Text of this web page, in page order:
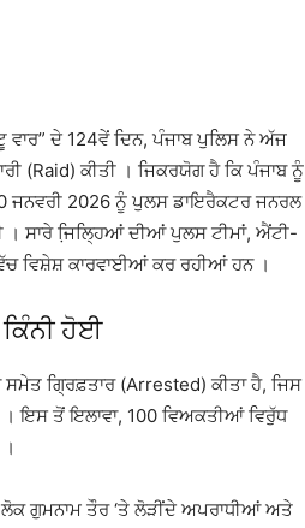
ਵਾਰ” ਦੇ 124ਵੇਂ ਦਿਨ, ਪੰਜਾਬ ਪੁਲਿਸ ਨੇ ਅੱਜ
(Raid) ਕੀਤੀ । ਜਿਕਰਯੋਗ ਹੈ ਕਿ ਪੰਜਾਬ ਨੂੰ
ਜਨਵਰੀ 2026 ਨੂੰ ਪੁਲਸ ਡਾਇਰੈਕਟਰ ਜਨਰਲ
। ਸਾਰੇ ਜਿ਼ਲ੍ਹਿਆਂ ਦੀਆਂ ਪੁਲਸ ਟੀਮਾਂ, ਐਂਟੀ-
ਵਿਸ਼ੇਸ਼ ਕਾਰਵਾਈਆਂ ਕਰ ਰਹੀਆਂ ਹਨ ।
ਹੋਈ
ਗ੍ਰਿਫ਼ਤਾਰ (Arrested) ਕੀਤਾ ਹੈ, ਜਿਸ
ਇਸ ਤੋਂ ਇਲਾਵਾ, 100 ਵਿਅਕਤੀਆਂ ਵਿਰੁੱਧ
ਲੋਕ ਗੁਮਨਾਮ ਤੌਰ ‘ਤੇ ਲੋੜੀਂਦੇ ਅਪਰਾਧੀਆਂ ਅਤੇ